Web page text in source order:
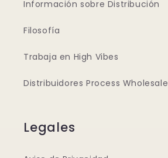
Información sobre Distribución
Filosofía
Trabaja en High Vibes
Distribuidores Process Wholesale
Legales